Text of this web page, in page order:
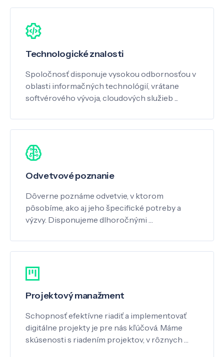
Technologické znalosti
Spoločnosť disponuje vysokou odbornosťou v
oblasti informačných technológií, vrátane
softvérového vývoja, cloudových služieb ...
Odvetvové poznanie
Dôverne poznáme odvetvie, v ktorom
pôsobíme, ako aj jeho špecifické potreby a
výzvy. Disponujeme dlhoročnými …
Projektový manažment
Schopnosť efektívne riadiť a implementovať
digitálne projekty je pre nás kľúčová. Máme
skúsenosti s riadením projektov, v rôznych …